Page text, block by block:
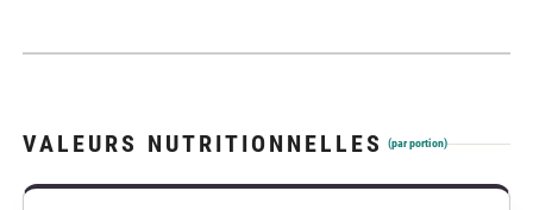
VALEURS NUTRITIONNELLES (par portion)